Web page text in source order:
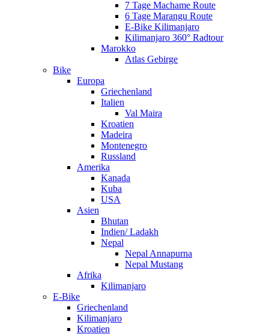
7 Tage Machame Route
6 Tage Marangu Route
E-Bike Kilimanjaro
Kilimanjaro 360° Radtour
Marokko
Atlas Gebirge
Bike
Europa
Griechenland
Italien
Val Maira
Kroatien
Madeira
Montenegro
Russland
Amerika
Kanada
Kuba
USA
Asien
Bhutan
Indien/ Ladakh
Nepal
Nepal Annapurna
Nepal Mustang
Afrika
Kilimanjaro
E-Bike
Griechenland
Kilimanjaro
Kroatien